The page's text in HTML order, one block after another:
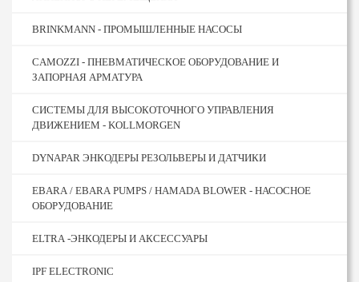
BRINKMANN - ПРОМЫШЛЕННЫЕ НАСОСЫ
CAMOZZI - ПНЕВМАТИЧЕСКОЕ ОБОРУДОВАНИЕ И
ЗАПОРНАЯ АРМАТУРА
CИСТЕМЫ ДЛЯ ВЫСОКОТОЧНОГО УПРАВЛЕНИЯ
ДВИЖЕНИЕМ - KOLLMORGEN
DYNAPAR ЭНКОДЕРЫ РЕЗОЛЬВЕРЫ И ДАТЧИКИ
EBARA / EBARA PUMPS / HAMADA BLOWER - НАСОСНОЕ
ОБОРУДОВАНИЕ
ELTRA -ЭНКОДЕРЫ И АКСЕССУАРЫ
IPF ELECTRONIC